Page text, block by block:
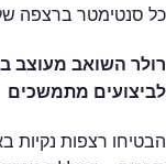
כל סנטימטר ברצפה
לביצועים מתמשכים
הבטיחו רצפות נקיות